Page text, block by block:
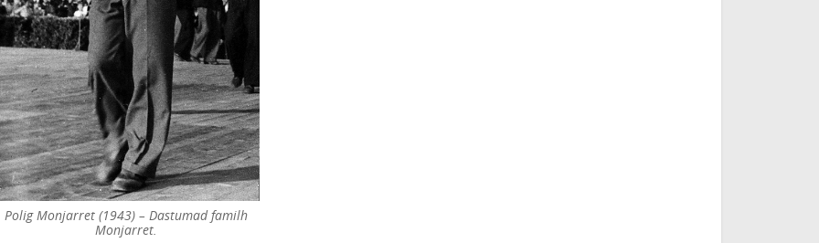
Polig Monjarret (1943) – Dastumad familh
Monjarret.